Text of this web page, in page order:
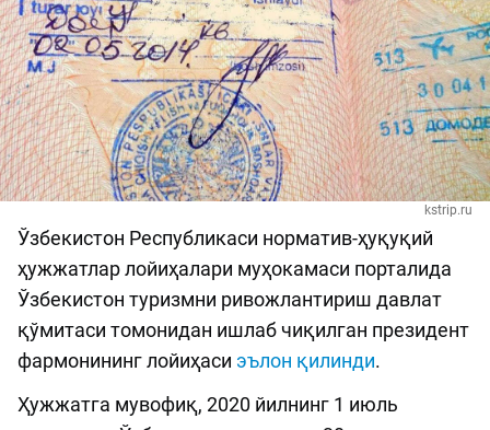
kstrip.ru
Ўзбекистон Республикаси норматив-ҳуқуқий
ҳужжатлар лойиҳалари муҳокамаси порталида
Ўзбекистон туризмни ривожлантириш давлат
қўмитаси томонидан ишлаб чиқилган президент
фармонининг лойиҳаси эълон қилинди.
Ҳужжатга мувофиқ, 2020 йилнинг 1 июль